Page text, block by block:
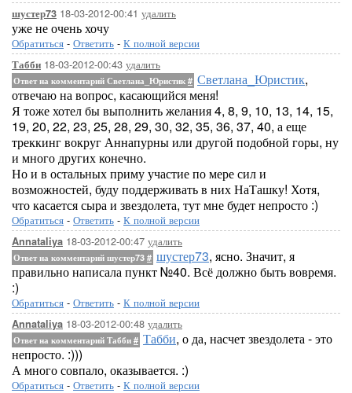
шустер73 18-03-2012-00:41 удалить
уже не очень хочу
Обратиться - Ответить - К полной версии
Табби 18-03-2012-00:43 удалить
Ответ на комментарий Светлана_Юристик # Светлана_Юристик,
отвечаю на вопрос, касающийся меня!
Я тоже хотел бы выполнить желания 4, 8, 9, 10, 13, 14, 15,
19, 20, 22, 23, 25, 28, 29, 30, 32, 35, 36, 37, 40, а еще
треккинг вокруг Аннапурны или другой подобной горы, ну
и много других конечно.
Но и в остальных приму участие по мере сил и
возможностей, буду поддерживать в них НаТашку! Хотя,
что касается сыра и звездолета, тут мне будет непросто :)
Обратиться - Ответить - К полной версии
Annataliya 18-03-2012-00:47 удалить
Ответ на комментарий шустер73 # шустер73, ясно. Значит, я
правильно написала пункт №40. Всё должно быть вовремя.
:)
Обратиться - Ответить - К полной версии
Annataliya 18-03-2012-00:48 удалить
Ответ на комментарий Табби # Табби, о да, насчет звездолета - это
непросто. :)))
А много совпало, оказывается. :)
Обратиться - Ответить - К полной версии